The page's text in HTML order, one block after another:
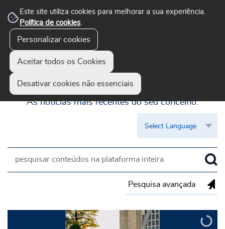
Este site utiliza cookies para melhorar a sua experiência.
Política de cookies.
Personalizar cookies
Aceitar todos os Cookies
Desativar cookies não essenciais
Pesquisa avançada
Guimarães Visível
As notícias mais recentes do seu concelho.